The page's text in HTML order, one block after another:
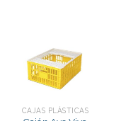
CAJAS PLÁSTICAS